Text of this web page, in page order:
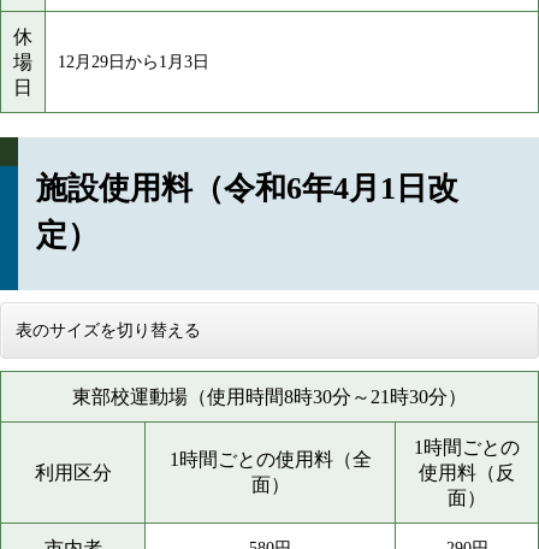
休
場
日
12月29日から1月3日
施設使用料（令和6年4月1日改
定）
表のサイズを切り替える
東部校運動場（使用時間8時30分～21時30分）
利用区分
1時間ごとの使用料（全
面）
1時間ごとの
使用料（反
面）